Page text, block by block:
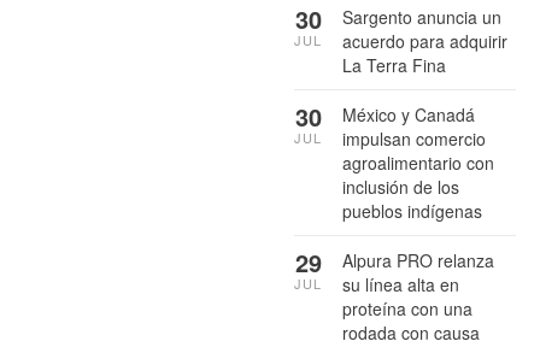
Sargento anuncia un
acuerdo para adquirir
La Terra Fina
30
JUL
México y Canadá
impulsan comercio
agroalimentario con
inclusión de los
pueblos indígenas
30
JUL
Alpura PRO relanza
su línea alta en
proteína con una
rodada con causa
29
JUL